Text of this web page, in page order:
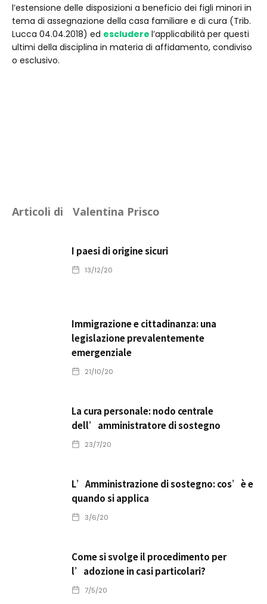
l’estensione delle disposizioni a beneficio dei figli minori in
tema di assegnazione della casa familiare e di cura (Trib.
Lucca 04.04.2018) ed escludere l’applicabilità per questi
ultimi della disciplina in materia di affidamento, condiviso
o esclusivo.
Articoli di Valentina Prisco
I paesi di origine sicuri
13/12/20
Immigrazione e cittadinanza: una
legislazione prevalentemente
emergenziale
21/10/20
La cura personale: nodo centrale
dell’amministratore di sostegno
23/7/20
L’Amministrazione di sostegno: cos’è e
quando si applica
3/6/20
Come si svolge il procedimento per
l’adozione in casi particolari?
7/5/20